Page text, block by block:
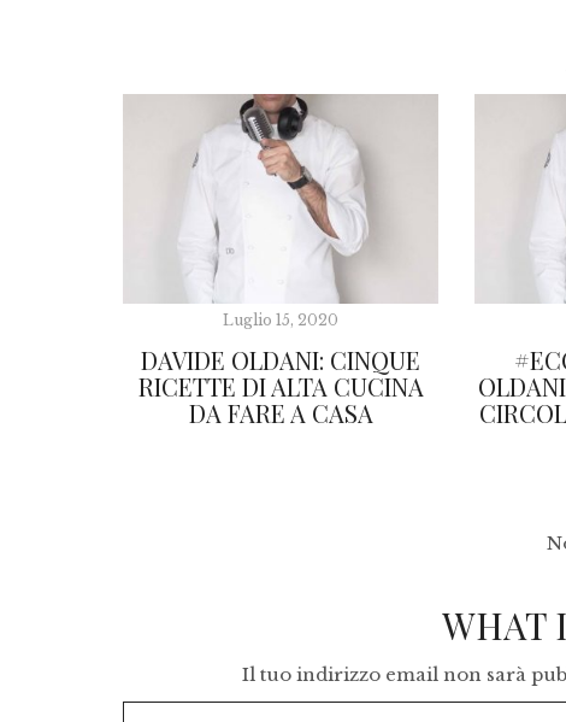
Luglio 15, 2020
DAVIDE OLDANI: CINQUE
RICETTE DI ALTA CUCINA
DA FARE A CASA
WHAT
Il tuo indirizzo email non sarà